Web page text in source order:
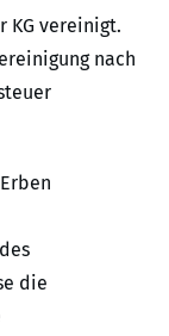
KG vereinigt.
nach
die